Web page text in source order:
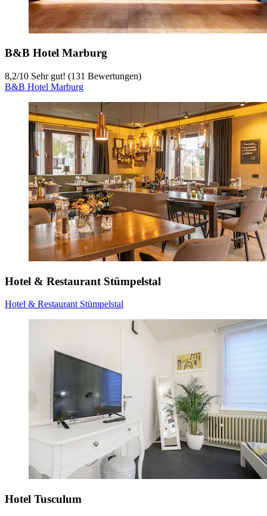
B&B Hotel Marburg
8,2/10 Sehr gut! (131 Bewertungen)
B&B Hotel Marburg
Hotel & Restaurant Stümpelstal
Hotel & Restaurant Stümpelstal
Hotel Tusculum